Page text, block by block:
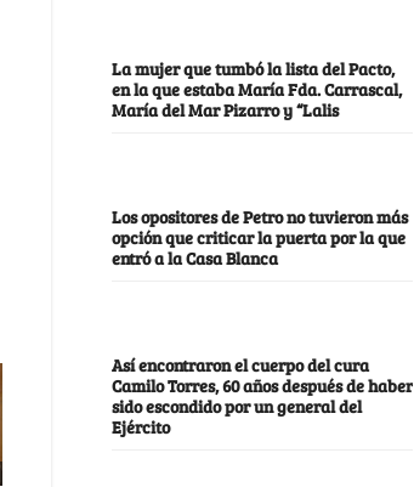
La mujer que tumbó la lista del Pacto,
en la que estaba María Fda. Carrascal,
María del Mar Pizarro y “Lalis
Los opositores de Petro no tuvieron más
opción que criticar la puerta por la que
entró a la Casa Blanca
Así encontraron el cuerpo del cura
Camilo Torres, 60 años después de haber
sido escondido por un general del
Ejército